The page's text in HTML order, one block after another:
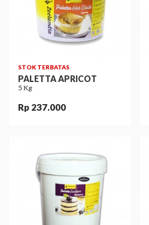
STOK TERBATAS
PALETTA APRICOT
5 Kg
Rp 237.000